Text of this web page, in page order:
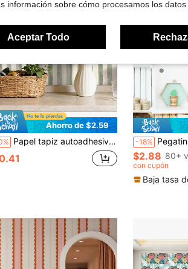
Ahorro de $2.59
Papel tapiz autoadhesivo a rayas verde, papel tapiz a rayas verde menta y crema con adhesivo preaplicado, papel de contacto decorativo a rayas minimalista moderno para gabinetes, paredes de baño, resistente al agua -18% Pegatina de pared con estampado de puntos DIY, Vinilo autoadhesivo de PVC para decoración
$2.88 80+
con cupón
Baja tasa
información sobre cómo procesamos los datos
Aceptar Todo